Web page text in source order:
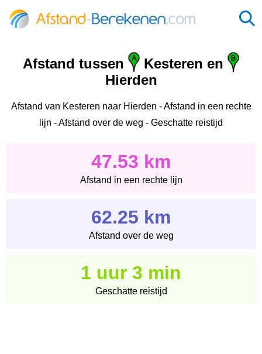
Afstand tussen
Kesteren en
Hierden
Afstand van Kesteren naar Hierden - Afstand in een rechte
lijn - Afstand over de weg - Geschatte reistijd
47.53 km
Afstand in een rechte lijn
62.25 km
Afstand over de weg
1 uur 3 min
Geschatte reistijd